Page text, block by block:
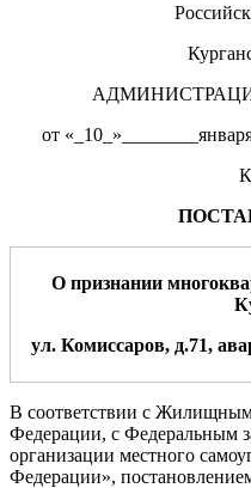
от
О признании
ул. Комиссаров, д.71,
В соответствии с
Федерации, с Федеральным
организации местного
Федерации»,